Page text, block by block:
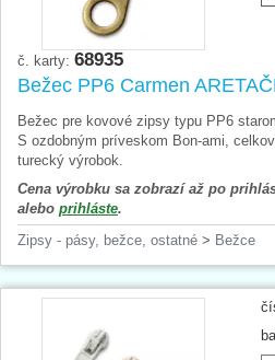
č. karty: 68935
Bežec PP6 Carmen
Bežec pre kovové zipsy typu PP6
S ozdobným príveskom Bon-ami,
turecký výrobok.
Cena výrobku sa zobrazí až po
alebo prihláste.
Zipsy - pásy, bežce, ostatné > Bežce